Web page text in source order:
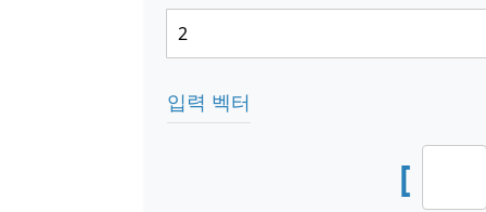
입력 벡터
[